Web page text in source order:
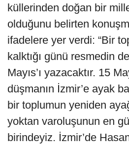
küllerinden doğan bir
olduğunu belirten
ifadelere yer verdi: “Bir
kalktığı günü resmedin
Mayıs’ı yazacaktır. 15
düşmanın İzmir’e ayak
bir toplumun yeniden
yoktan varoluşunun en
birindeyiz. İzmir’de Hasan